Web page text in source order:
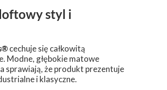
styl i
cechuje się całkowitą
Modne, głębokie matowe
sprawiają, że produkt prezentuje
i klasyczne.